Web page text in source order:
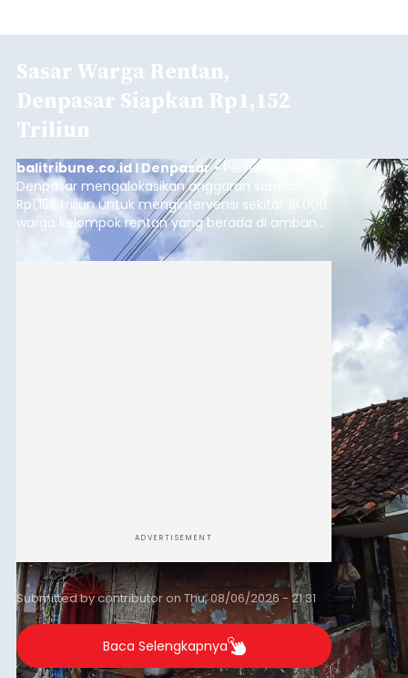
Sasar Warga Rentan,
Denpasar Siapkan Rp1,152
Triliun
balitribune.co.id I Denpasar -Pemerintah Kota
Denpasar mengalokasikan anggaran sebesar
Rp1,152 triliun untuk mengintervensi sekitar 18.000
warga kelompok rentan yang berada di ambang
garis kemiskinan. Langkah strategis ini diambil
guna menjaga masyarakat yang berada pada
ADVERTISEMENT
Submitted bycontributoron Thu, 08/06/2026 - 21:31
Baca Selengkapnya